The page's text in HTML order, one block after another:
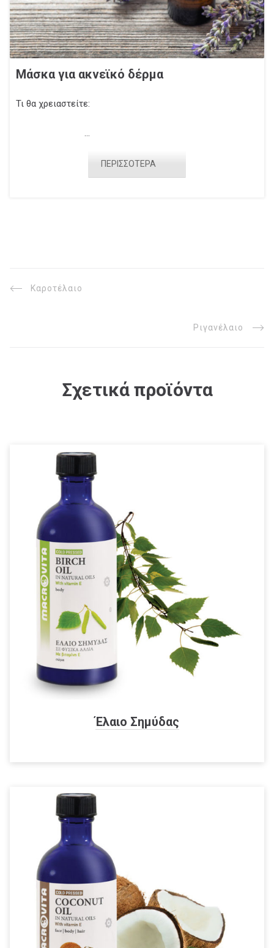
Μάσκα για ακνεϊκό δέρμα
Τι θα χρειαστείτε:
...
ΠΕΡΙΣΣΟΤΕΡΑ
Καροτέλαιο
Ριγανέλαιο
Σχετικά προϊόντα
Έλαιο Σημύδας